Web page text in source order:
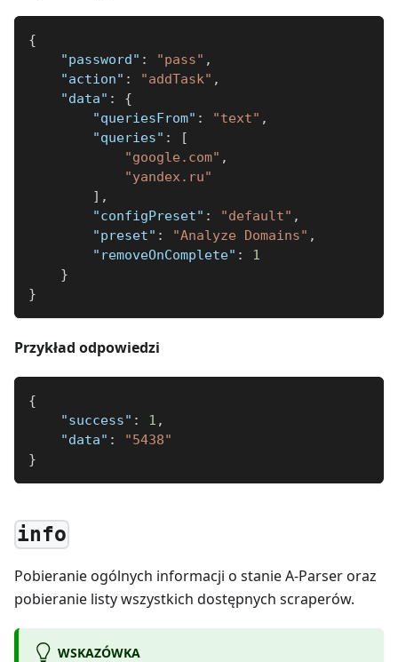
{
"password" : "pass" ,
"action" : "addTask" ,
"data" :
{
"queriesFrom" : "text" ,
"queries" :
[
"google.com" ,
"yandex.ru"
] ,
"configPreset" : "default" ,
"preset" : "Analyze Domains" ,
"removeOnComplete" :
1
}
}
Przykład odpowiedzi
{
"success" : 1 ,
"data" :
"5438"
}
info
Pobieranie ogólnych informacji o stanie A-Parser oraz
pobieranie listy wszystkich dostępnych scraperów.
WSKAZÓWKA